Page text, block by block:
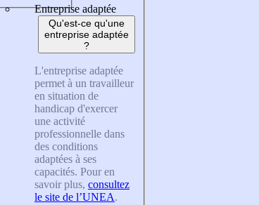
Entreprise adaptée
Qu'est-ce qu'une
entreprise adaptée
?
L'entreprise adaptée
permet à un travailleur
en situation de
handicap d'exercer
une activité
professionnelle dans
des conditions
adaptées à ses
capacités. Pour en
savoir plus, consultez
le site de l’UNEA.